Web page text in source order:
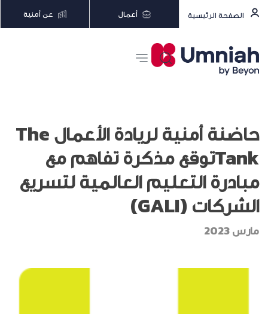
الصفحة الرئيسية أعمال عن أمنية
حاضنة أمنية لريادة الأعمال The
Tankتوقع مذكرة تفاهم مع
مبادرة التعليم العالمية لتسريع
الشركات (GALI)
مارس 2023